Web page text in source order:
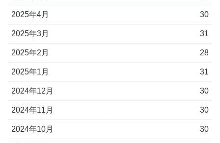
2025年4月 30
2025年3月 31
2025年2月 28
2025年1月 31
2024年12月 30
2024年11月 30
2024年10月 30